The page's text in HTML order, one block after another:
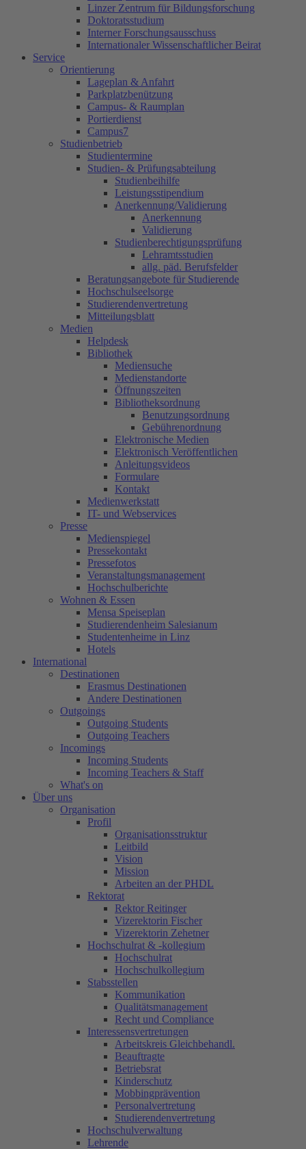
Linzer Zentrum für Bildungsforschung
Doktoratsstudium
Interner Forschungsausschuss
Internationaler Wissenschaftlicher Beirat
Service
Orientierung
Lageplan & Anfahrt
Parkplatzbenützung
Campus- & Raumplan
Portierdienst
Campus7
Studienbetrieb
Studientermine
Studien- & Prüfungsabteilung
Studienbeihilfe
Leistungsstipendium
Anerkennung/Validierung
Anerkennung
Validierung
Studienberechtigungsprüfung
Lehramtsstudien
allg. päd. Berufsfelder
Beratungsangebote für Studierende
Hochschulseelsorge
Studierendenvertretung
Mitteilungsblatt
Medien
Helpdesk
Bibliothek
Mediensuche
Medienstandorte
Öffnungszeiten
Bibliotheksordnung
Benutzungsordnung
Gebührenordnung
Elektronische Medien
Elektronisch Veröffentlichen
Anleitungsvideos
Formulare
Kontakt
Medienwerkstatt
IT- und Webservices
Presse
Medienspiegel
Pressekontakt
Pressefotos
Veranstaltungsmanagement
Hochschulberichte
Wohnen & Essen
Mensa Speiseplan
Studierendenheim Salesianum
Studentenheime in Linz
Hotels
International
Destinationen
Erasmus Destinationen
Andere Destinationen
Outgoings
Outgoing Students
Outgoing Teachers
Incomings
Incoming Students
Incoming Teachers & Staff
What's on
Über uns
Organisation
Profil
Organisationsstruktur
Leitbild
Vision
Mission
Arbeiten an der PHDL
Rektorat
Rektor Reitinger
Vizerektorin Fischer
Vizerektorin Zehetner
Hochschulrat & -kollegium
Hochschulrat
Hochschulkollegium
Stabsstellen
Kommunikation
Qualitätsmanagement
Recht und Compliance
Interessensvertretungen
Arbeitskreis Gleichbehandl.
Beauftragte
Betriebsrat
Kinderschutz
Mobbingprävention
Personalvertretung
Studierendenvertretung
Hochschulverwaltung
Lehrende